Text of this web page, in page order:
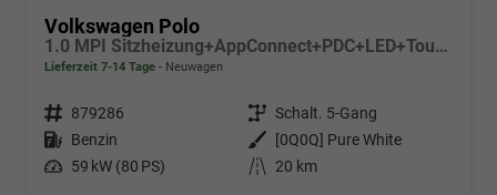
Volkswagen Polo
1.0 MPI Sitzheizung+AppConnect+PDC+LED+Touch+Lichtsensor+MultiLenkrad
Lieferzeit 7-14 Tage Neuwagen
Fahrzeugnr. 879286 Getriebe Schalt. 5-Gang
Kraftstoff Benzin Außenfarbe
[0Q0Q] Pure White
Leistung 59 kW (80 PS) Kilometerstand 20 km